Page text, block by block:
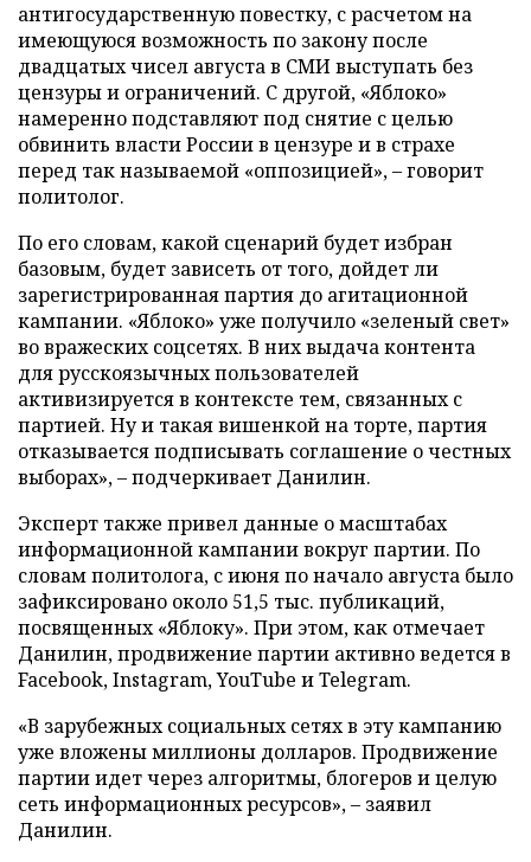
антигосударственную повестку, с расчетом на
имеющуюся возможность по закону после
двадцатых чисел августа в СМИ выступать без
цензуры и ограничений. С другой, «Яблоко»
намеренно подставляют под снятие с целью
обвинить власти России в цензуре и в страхе
перед так называемой «оппозицией», – говорит
политолог.
По его словам, какой сценарий будет избран
базовым, будет зависеть от того, дойдет ли
зарегистрированная партия до агитационной
кампании. «Яблоко» уже получило «зеленый свет»
во вражеских соцсетях. В них выдача контента
для русскоязычных пользователей
активизируется в контексте тем, связанных с
партией. Ну и такая вишенкой на торте, партия
отказывается подписывать соглашение о честных
выборах», – подчеркивает Данилин.
Эксперт также привел данные о масштабах
информационной кампании вокруг партии. По
словам политолога, с июня по начало августа было
зафиксировано около 51,5 тыс. публикаций,
посвященных «Яблоку». При этом, как отмечает
Данилин, продвижение партии активно ведется в
Facebook, Instagram, YouTube и Telegram.
«В зарубежных социальных сетях в эту кампанию
уже вложены миллионы долларов. Продвижение
партии идет через алгоритмы, блогеров и целую
сеть информационных ресурсов», – заявил
Данилин.